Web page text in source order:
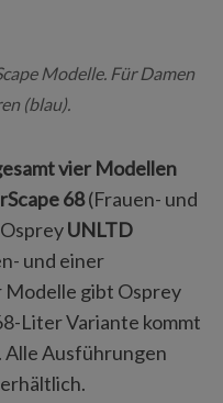
Modelle. Für Damen
(blau).
vier Modellen
68(Frauen- und
UNLTD
und einer
gibt Osprey
Liter Variante kommt
Alle Ausführungen